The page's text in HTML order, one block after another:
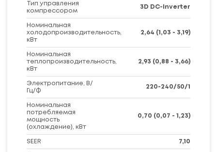
Тип управления
компрессором
3D DC-Inverter
Номинальная
холодопроизводительность,
кВт
2,64 (1,03 - 3,19)
Номинальная
теплопроизводительность,
кВт
2,93 (0,88 - 3,66)
Электропитание, В/
Гц/Ф
220-240/50/1
Номинальная
потребляемая
мощность
(охлаждение), кВт
0,70 (0,07 - 1,23)
SEER 7,10